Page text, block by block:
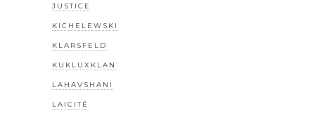
JUSTICE
KICHELEWSKI
KLARSFELD
KUKLUXKLAN
LAHAVSHANI
LAICITÉ